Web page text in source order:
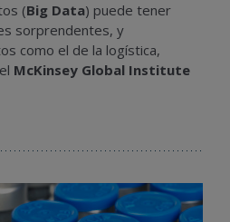
(Big Data) puede tener
sorprendentes, y
como el de la logística,
McKinsey Global Institute